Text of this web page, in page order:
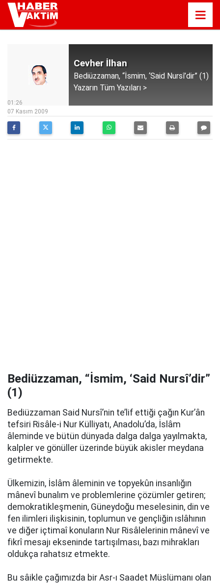
Cevher İlhan
Bediüzzaman, “İsmim, ‘Said Nursî’dir” (1)
Yazarın Tüm Yazıları >
01:26
07 Kasım 2009
Bediüzzaman, “İsmim, ‘Said Nursî’dir”
(1)
Bediüzzaman Said Nursî’nin te’lif ettiği çağın Kur’ân
tefsiri Risâle-i Nur Külliyatı, Anadolu’da, İslâm
âleminde ve bütün dünyada dalga dalga yayılmakta,
kalpler ve gönüller üzerinde büyük akisler meydana
getirmekte.
Ülkemizin, İslâm âleminin ve topyekûn insanlığın
mânevî bunalım ve problemlerine çözümler getiren;
demokratikleşmenin, Güneydoğu meselesinin, din ve
fen ilimleri ilişkisinin, toplumun ve gençliğin ıslâhının
ve diğer içtimaî konuların Nur Risâlelerinin mânevî ve
fikrî mesajı ekseninde tartışılması, bazı mihrakları
oldukça rahatsız etmekte.
Bu sâikle çağımızda bir Asr-ı Saadet Müslümanı olan